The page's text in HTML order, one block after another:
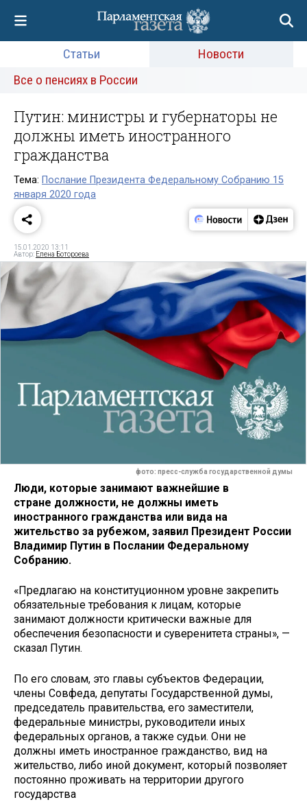
Статьи
Новости
Все о пенсиях в России
Путин: министры и губернаторы не
должны иметь иностранного
гражданства
Тема: Послание Президента Федеральному Собранию 15
января 2020 года
15.01.2020 13:11
Автор: Елена Ботороева
фото: пресс-служба государственной думы
Люди, которые занимают важнейшие в
стране должности, не должны иметь
иностранного гражданства или вида на
жительство за рубежом, заявил Президент России
Владимир Путин в Послании Федеральному
Собранию.
«Предлагаю на конституционном уровне закрепить
обязательные требования к лицам, которые
занимают должности критически важные для
обеспечения безопасности и суверенитета страны», —
сказал Путин.
По его словам, это главы субъектов Федерации,
члены Совфеда, депутаты Государственной думы,
председатель правительства, его заместители,
федеральные министры, руководители иных
федеральных органов, а также судьи. Они не
должны иметь иностранное гражданство, вид на
жительство, либо иной документ, который позволяет
постоянно проживать на территории другого
государства